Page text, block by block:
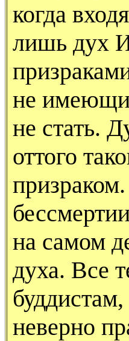
когда
лишь дух
не
не стать.
оттого
на самом
духа. Все
буддистам,
неверно